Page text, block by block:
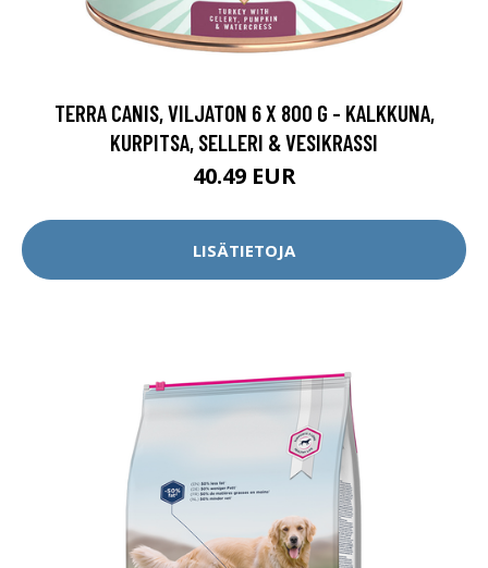
TERRA CANIS, VILJATON 6 X 800 G - KALKKUNA,
KURPITSA, SELLERI & VESIKRASSI
40.49 EUR
LISÄTIETOJA